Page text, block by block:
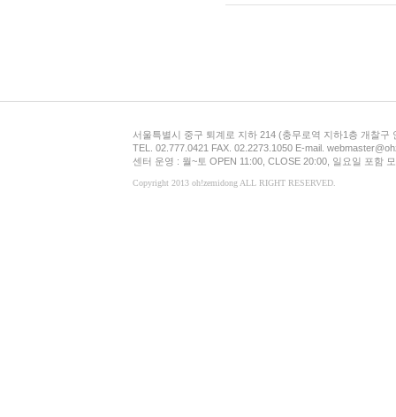
서울특별시 중구 퇴계로 지하 214 (충무로역 지하1층 개찰구
TEL. 02.777.0421 FAX. 02.2273.1050 E-mail.
센터 운영 : 월~토 OPEN 11:00, CLOSE 20:00, 일요일 포함
Copyright 2013 oh!zemidong ALL RIGHT RESERVED.